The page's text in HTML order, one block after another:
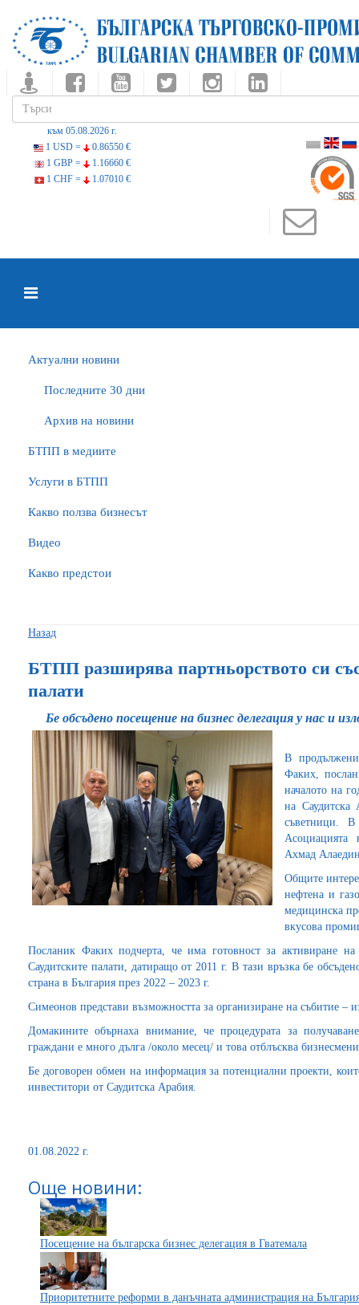
към 05.08.2026 г.
1 USD =
0.86550 €
1 GBP =
1.16660 €
1 CHF =
1.07010 €
Актуални новини
Последните 30 дни
Архив на новини
БTПП в медиите
Услуги в БТПП
Какво ползва бизнесът
Видео
Какво предстои
Назад
БТПП разширява партньорството си
палати
Бе обсъдено посещение на бизнес делегация у нас и
В
Факих,
началото на
на Саудитска
съветници. В
Асоциацията
Ахмад
Общите
нефтена и
медицинска
вкусова
Посланик Факих подчерта, че има готовност за активиране
Саудитските палати, датиращо от 2011 г. В тази връзка бе
страна в България през 2022 – 2023 г.
Симеонов представи възможността за организиране на събитие –
Домакините обърнаха внимание, че процедурата за
граждани е много дълга /около месец/ и това отблъсква
Бе договорен обмен на информация за потенциални проекти,
инвеститори от Саудитска Арабия.
01.08.2022 г.
Още новини:
Посещение на българска бизнес делегация в Гватемала
Приоритетните реформи в данъчната администрация на